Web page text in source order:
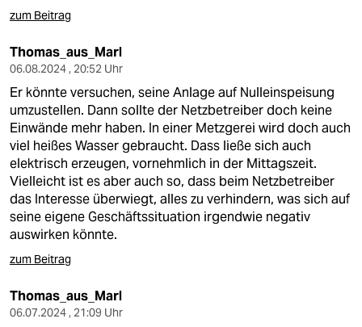
zum Beitrag
Thomas_aus_Marl
06.08.2024 , 20:52 Uhr
Er könnte versuchen, seine Anlage auf Nulleinspeisung
umzustellen. Dann sollte der Netzbetreiber doch keine
Einwände mehr haben. In einer Metzgerei wird doch auch
viel heißes Wasser gebraucht. Dass ließe sich auch
elektrisch erzeugen, vornehmlich in der Mittagszeit.
Vielleicht ist es aber auch so, dass beim Netzbetreiber
das Interesse überwiegt, alles zu verhindern, was sich auf
seine eigene Geschäftssituation irgendwie negativ
auswirken könnte.
zum Beitrag
Thomas_aus_Marl
06.07.2024 , 21:09 Uhr